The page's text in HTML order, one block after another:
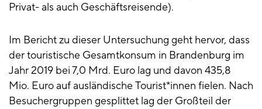
Privat- als auch Geschäftsreisende).
Im Bericht zu dieser Untersuchung geht hervor, dass
der touristische Gesamtkonsum in Brandenburg im
Jahr 2019 bei 7,0 Mrd. Euro lag und davon 435,8
Mio. Euro auf ausländische Tourist*innen fielen. Nach
Besuchergruppen gesplittet lag der Großteil der